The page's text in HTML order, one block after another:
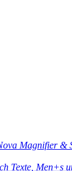
Magnifier &
Texte, Men+s